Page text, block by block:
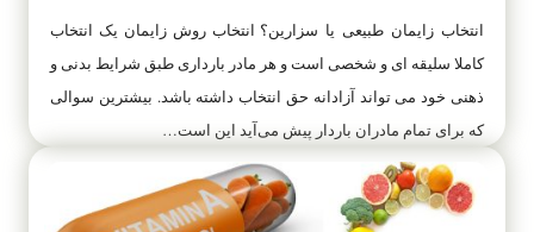
انتخاب زایمان طبیعی یا سزارین؟ انتخاب روش زایمان یک انتخاب
کاملا سلیقه ای و شخصی است و هر مادر بارداری طبق شرایط بدنی و
ذهنی خود می تواند آزادانه حق انتخاب داشته باشد. بیشترین سوالی
که برای تمام مادران باردار پیش می‌آید این است…